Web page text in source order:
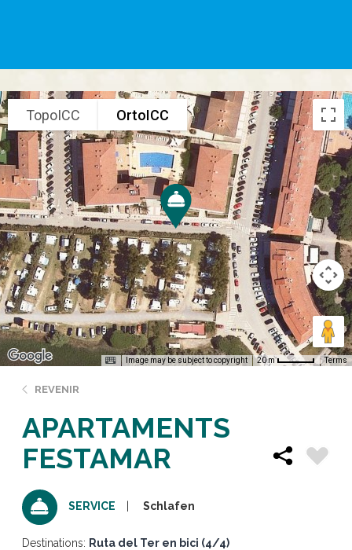
TopoICC OrtoICC
Image may be subject to copyright 20 m Terms
REVENIR
APARTAMENTS
FESTAMAR
SERVICE Schlafen
Destinations: Ruta del Ter en bici (4/4)